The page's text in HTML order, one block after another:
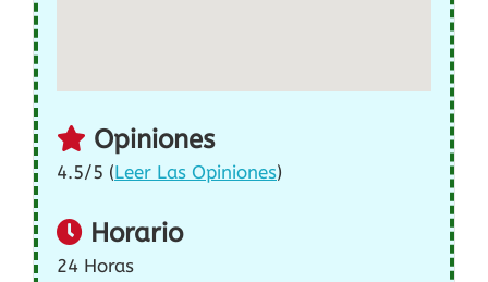
Opiniones
4.5/5 (Leer Las Opiniones)
Horario
24 Horas